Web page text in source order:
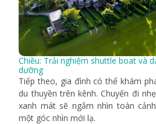
Chiều: Trải nghiệm shuttle boat và
dưỡng
Tiếp theo, gia đình có thể khám
du thuyền trên kênh. Chuyến đi
xanh mát sẽ ngắm nhìn toàn
một góc nhìn mới lạ.